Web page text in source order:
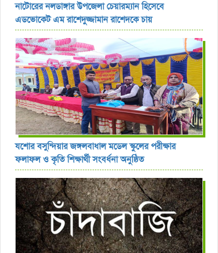
নাটোরের নলডাঙ্গার উপজেলা চেয়ারম্যান হিসেবে
এডভোকেট এম রাশেদুজ্জামান রাশেদকে চায়
যশোর বসুন্দিয়ার জঙ্গলবাধাল মডেল স্কুলের পরীক্ষার
ফলাফল ও কৃতি শিক্ষার্থী সংবর্ধনা অনুষ্ঠিত